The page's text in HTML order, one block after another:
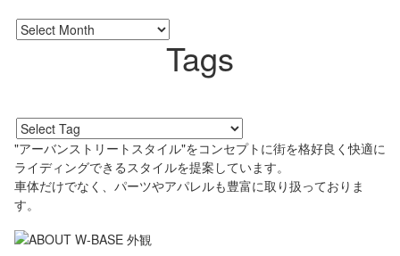
Tags
"アーバンストリートスタイル"をコンセプトに街を格好良く快適に
ライディングできるスタイルを提案しています。
車体だけでなく、パーツやアパレルも豊富に取り扱っておりま
す。